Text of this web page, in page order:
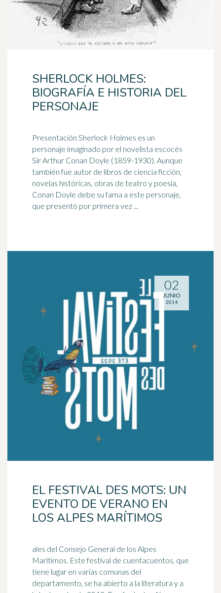
SHERLOCK HOLMES:
BIOGRAFÍA E HISTORIA DEL
PERSONAJE
Presentación Sherlock Holmes es un
personaje imaginado por el novelista escocés
Sir Arthur Conan Doyle (1859-1930). Aunque
también fue autor de libros de ciencia ficción,
novelas históricas, obras de teatro y poesía,
Conan Doyle debe su fama a este personaje,
que presentó por primera vez ...
EL FESTIVAL DES MOTS: UN
EVENTO DE VERANO EN
LOS ALPES MARÍTIMOS
ales del Consejo General de los Alpes
Marítimos. Este festival de cuentacuentos, que
tiene lugar en varias comunas del
departamento, se ha abierto a la literatura y a
02
JUNIO
2014